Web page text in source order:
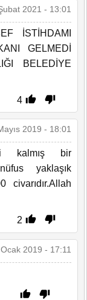
2021 - 13:01
İSTİHDAMI
GELMEDİ
BELEDİYE
4
2019 - 18:01
kalmış bir
yaklaşık
2
2019 - 17:11